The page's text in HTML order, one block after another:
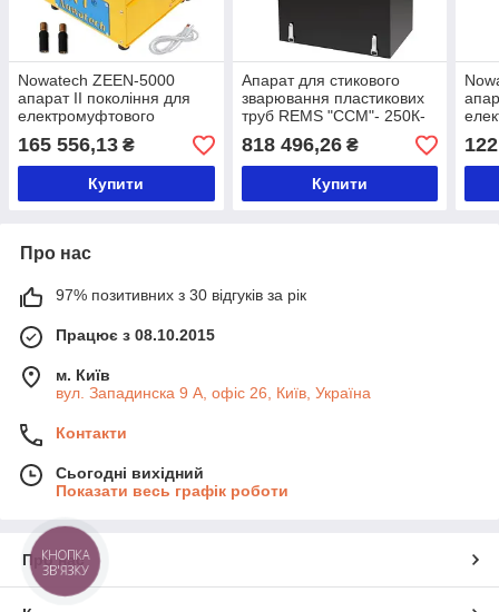
Nowatech ZEЕN-5000
апарат II покоління для
електромуфтового
зварювання труб Ø16-
1200 мм з
протоколюванням
165 556,13 ₴
Купити
Апарат для стикового
зварювання пластикових
труб REMS "ССМ"- 250К-
EE-Сет 75-90-110-125-
160-200-250 мм
818 496,26₴
Купити
мм
Про нас
97% позитивних з 30 відгуків за рік
Працює з 08.10.2015
м. Київ
вул. Западинска 9 А, офіс 26, Київ, Україна
Контакти
Сьогодні вихідний
Показати весь графік роботи
Про нас
КНОПКА
ЗВ'ЯЗКУ